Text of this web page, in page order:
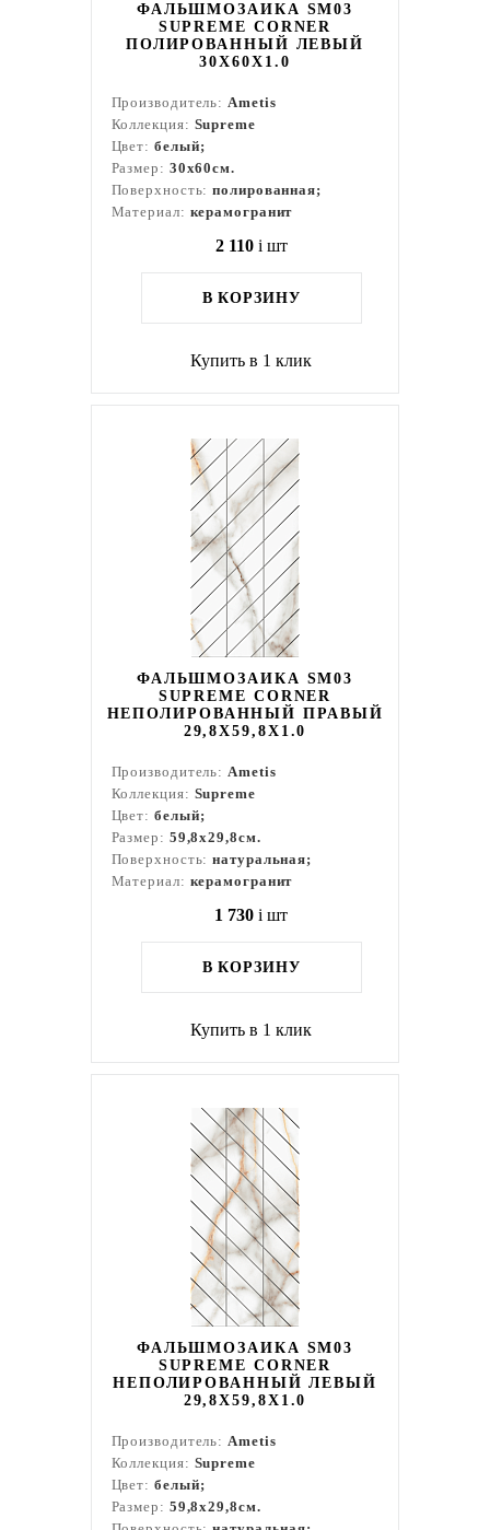
ФАЛЬШМОЗАИКА SM03
SUPREME CORNER
ПОЛИРОВАННЫЙ ЛЕВЫЙ
30X60X1.0
Производитель:Ametis
Коллекция: Supreme
Цвет: белый;
Размер: 30x60см.
Поверхность:полированная;
Материал: керамогранит
2 110 i шт
В КОРЗИНУ
Купить в 1 клик
ФАЛЬШМОЗАИКА SM03
SUPREME CORNER
НЕПОЛИРОВАННЫЙ ПРАВЫЙ
29,8X59,8X1.0
Производитель:Ametis
Коллекция: Supreme
Цвет: белый;
Размер: 59,8x29,8см.
Поверхность:натуральная;
Материал: керамогранит
1 730 i шт
В КОРЗИНУ
Купить в 1 клик
ФАЛЬШМОЗАИКА SM03
SUPREME CORNER
НЕПОЛИРОВАННЫЙ ЛЕВЫЙ
29,8X59,8X1.0
Производитель:Ametis
Коллекция: Supreme
Цвет: белый;
Размер: 59,8x29,8см.